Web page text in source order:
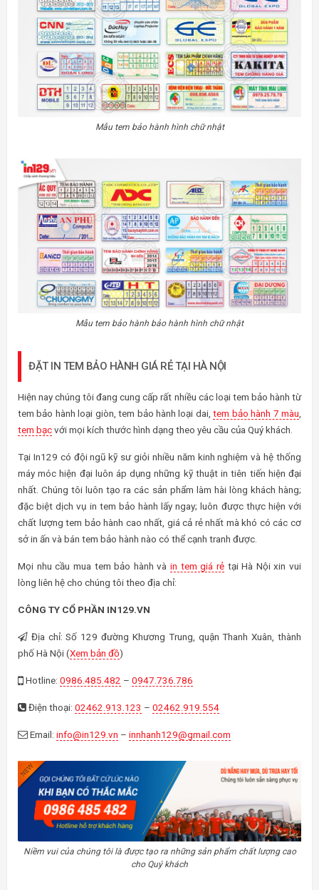
Mẫu tem bảo hành hình chữ nhật
Mẫu tem bảo hành bảo hành hình chữ nhật
ĐẶT IN TEM BẢO HÀNH GIÁ RẺ TẠI HÀ NỘI
Hiện nay chúng tôi đang cung cấp rất nhiều các loại tem bảo hành từ
tem bảo hành loại giòn, tem bảo hành loại dai,tem bảo hành 7 màu
tem bạcvới mọi kích thước hình dạng theo yêu cầu của Quý khách.
Tại In129 có đội ngũ kỹ sư giỏi nhiều năm kinh nghiệm và hệ thống
máy móc hiện đại luôn áp dụng những kỹ thuật in tiên tiến hiện đại
nhất. Chúng tôi luôn tạo ra các sản phẩm làm hài lòng khách hàng;
đặc biệt dịch vụ in tem bảo hành lấy ngay; luôn được thực hiện với
chất lượng tem bảo hành cao nhất, giá cả rẻ nhất mà khó có các cơ
sở in ấn và bán tem bảo hành nào có thể cạnh tranh được.
Mọi nhu cầu mua tem bảo hành và in tem giá rẻtại Hà Nội xin vui
lòng liên hệ cho chúng tôi theo địa chỉ:
CÔNG TY CỔ PHẦN IN129.VN
Địa chỉ: Số 129 đường Khương Trung, quận Thanh Xuân, thành
phố Hà Nội (Xem bản đồ)
Hotline: 0986.485.482 – 0947.736.786
Điện thoại: 02462.913.123 – 02462.919.554
Email: info@in129.vn – innhanh129@gmail.com
Niềm vui của chúng tôi là được tạo ra những sản phẩm chất lượng cao
cho Quý khách